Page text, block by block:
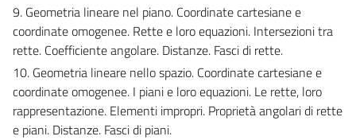
9. Geometria lineare nel piano. Coordinate cartesiane e
coordinate omogenee. Rette e loro equazioni. Intersezioni tra
rette. Coefficiente angolare. Distanze. Fasci di rette.
10. Geometria lineare nello spazio. Coordinate cartesiane e
coordinate omogenee. I piani e loro equazioni. Le rette, loro
rappresentazione. Elementi impropri. Proprietà angolari di rette
e piani. Distanze. Fasci di piani.